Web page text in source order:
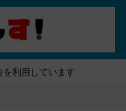
を利用しています